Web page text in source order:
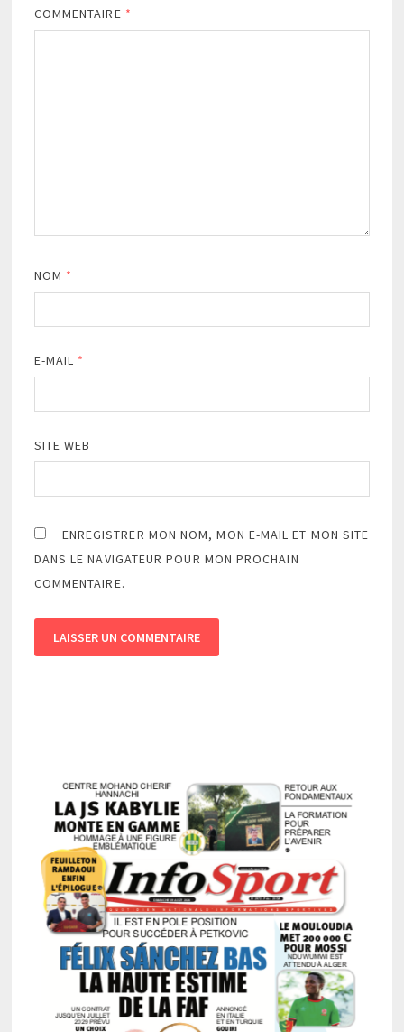
COMMENTAIRE *
NOM *
E-MAIL *
SITE WEB
ENREGISTRER MON NOM, MON E-MAIL ET MON SITE
DANS LE NAVIGATEUR POUR MON PROCHAIN
COMMENTAIRE.